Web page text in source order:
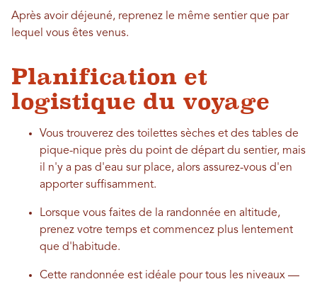
Après avoir déjeuné, reprenez le même sentier que par
lequel vous êtes venus.
Planification et
logistique du voyage
Vous trouverez des toilettes sèches et des tables de
pique-nique près du point de départ du sentier, mais
il n'y a pas d'eau sur place, alors assurez-vous d'en
apporter suffisamment.
Lorsque vous faites de la randonnée en altitude,
prenez votre temps et commencez plus lentement
que d'habitude.
Cette randonnée est idéale pour tous les niveaux —